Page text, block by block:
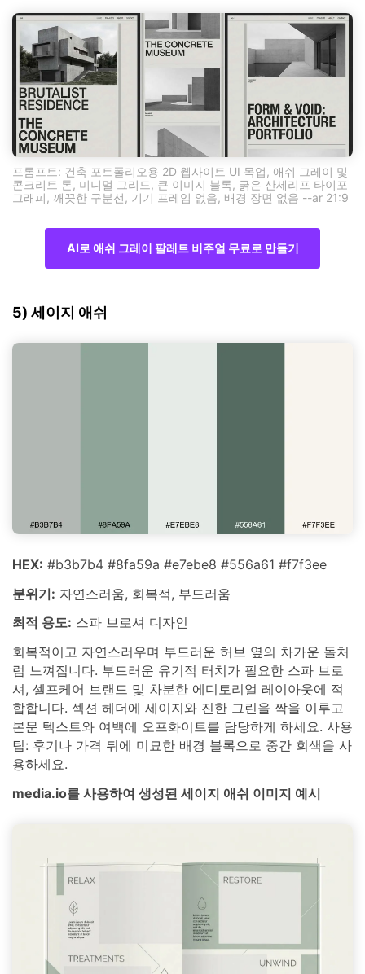
프롬프트: 건축 포트폴리오용 2D 웹사이트 UI 목업, 애쉬 그레이 및
콘크리트 톤, 미니멀 그리드, 큰 이미지 블록, 굵은 산세리프 타이포
그래피, 깨끗한 구분선, 기기 프레임 없음, 배경 장면 없음 --ar 21:9
AI로 애쉬 그레이 팔레트 비주얼 무료로 만들기
5) 세이지 애쉬
HEX: #b3b7b4 #8fa59a #e7ebe8 #556a61 #f7f3ee
분위기: 자연스러움, 회복적, 부드러움
최적 용도: 스파 브로셔 디자인
회복적이고 자연스러우며 부드러운 허브 옆의 차가운 돌처
럼 느껴집니다. 부드러운 유기적 터치가 필요한 스파 브로
셔, 셀프케어 브랜드 및 차분한 에디토리얼 레이아웃에 적
합합니다. 섹션 헤더에 세이지와 진한 그린을 짝을 이루고
본문 텍스트와 여백에 오프화이트를 담당하게 하세요. 사용
팁: 후기나 가격 뒤에 미묘한 배경 블록으로 중간 회색을 사
용하세요.
media.io를 사용하여 생성된 세이지 애쉬 이미지 예시